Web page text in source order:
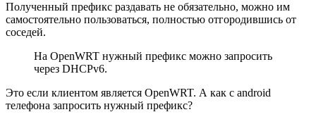
Полученный префикс раздавать не обязательно, можно им
самостоятельно пользоваться, полностью отгородившись от
соседей.
На OpenWRT нужный префикс можно запросить
через DHCPv6.
Это если клиентом является OpenWRT. А как с android
телефона запросить нужный префикс?